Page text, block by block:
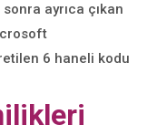
ayrıca çıkan
6 haneli kodu